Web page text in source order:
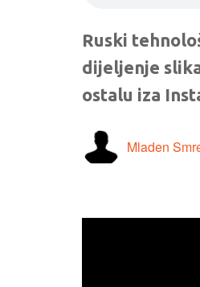
Ruski
dijeljenje
ostalu iza
Mladen